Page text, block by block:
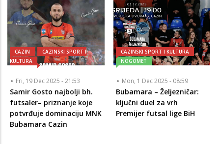
CAZIN
CAZINSKI SPORT I
KULTURA
Fri, 19 Dec 2025 - 21:53
Samir Gosto najbolji bh.
futsaler– priznanje koje
potvrđuje dominaciju MNK
Bubamara Cazin
CAZINSKI SPORT I KULTURA
NOGOMET
Mon, 1 Dec 2025 - 08:59
Bubamara – Željezničar:
ključni duel za vrh
Premijer futsal lige BiH